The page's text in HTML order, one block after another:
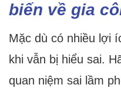
biến về gia
Mặc dù có nhiều lợi
khi vẫn bị hiểu sai.
quan niệm sai lầm